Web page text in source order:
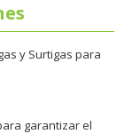
y Surtigas para
garantizar el